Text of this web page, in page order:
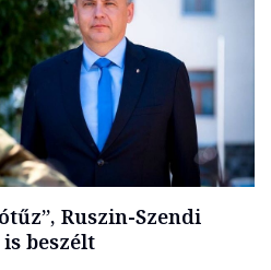
Ruszin-Szendi
beszélt